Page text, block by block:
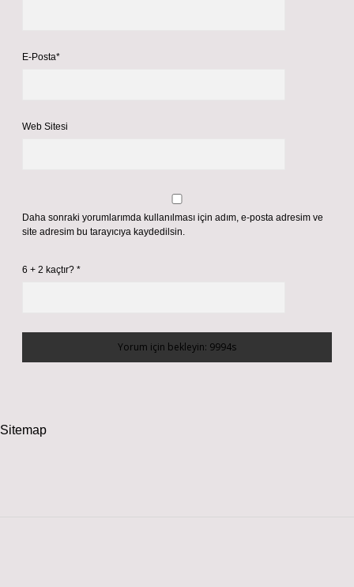
E-Posta*
Web Sitesi
Daha sonraki yorumlarımda kullanılması için adım, e-posta adresim ve
site adresim bu tarayıcıya kaydedilsin.
6 + 2 kaçtır? *
Sitemap